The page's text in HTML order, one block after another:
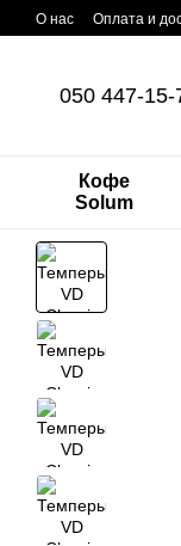
Перейти к
О нас Оплата и
050 447-
Кофе
Solum